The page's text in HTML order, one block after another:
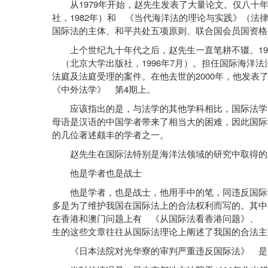
从1979年开始，赵先生发表了大量论文。仅八十
社， 1982年）和 《当代海洋法的理论与实践》（法
国际法的主体、和平共处五项原则、联合国会员国资
上个世纪九十年代之后，赵先生一直笔耕不辍。
（北京大学出版社， 1996年7月）。担任国际海洋
法庭及法庭受理的案件。在他去世的2000年，他发表
《中外法学》 第4期上。
应该指出的是，与法学的其他学科相比，国际法学
母语是汉语的中国学者带来了相当大的困难，因此国
的几位著述颇丰的学者之一。
赵先生在国际法特别是海洋法领域的研究中取得的
他是学者也是战士
他是学者，也是战士，他用手中的笔，同违反国际
多是为了维护我国在国际法上的合法权利而写的。
在香港和澳门问题上有 《从国际法看香港问题》、
生的这些文章往往从国际法理论上阐述了我国的合法
《日本法院对光华寮的审判严重违反国际法》